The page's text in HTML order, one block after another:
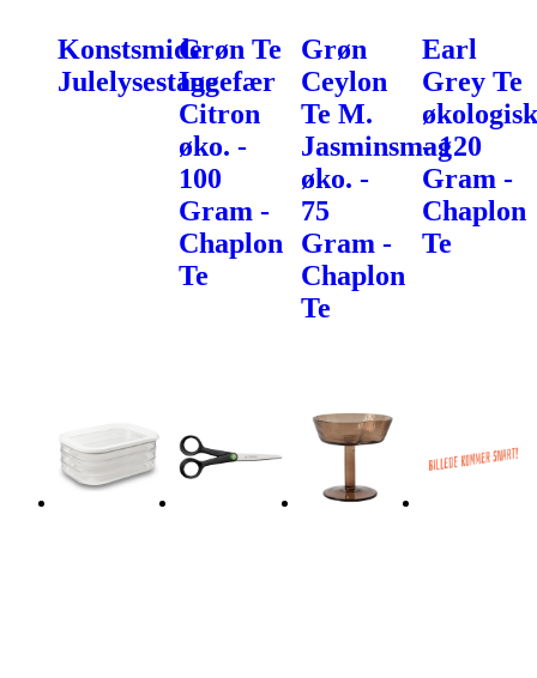
Konstsmide
Julelysestage
Grøn Te
Ingefær
Citron
øko. -
100
Gram -
Chaplon
Te
Grøn
Ceylon
Te M.
Jasminsmag
øko. -
75
Gram -
Chaplon
Te
Earl
Grey Te
økologisk
- 120
Gram -
Chaplon
Te